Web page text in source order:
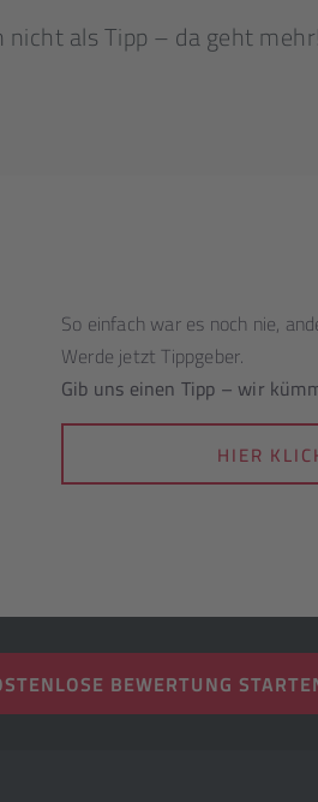
nicht als Tipp – da geht
So einfach war es noch nie,
Werde jetzt Tippgeber.
Gib uns einen Tipp – wir
HIER
BEWERTUNG